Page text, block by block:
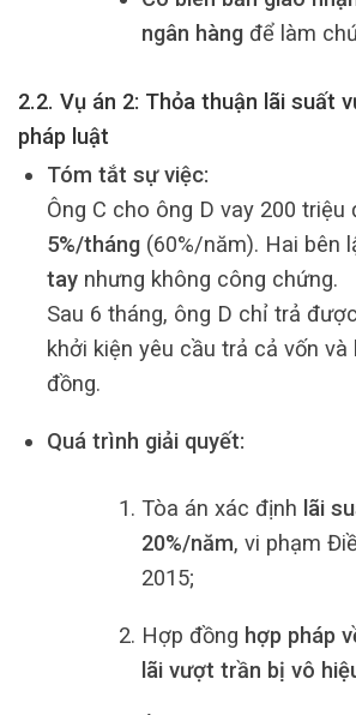
ngân hàng để làm
2.2. Vụ án 2: Thỏa thuận lãi suất
pháp luật
Tóm tắt sự việc:
Ông C cho ông D vay 200 triệu
5%/tháng(60%/năm). Hai bên
taynhưng không công chứng.
Sau 6 tháng, ông D chỉ trả
khởi kiện yêu cầu trả cả vốn và
đồng.
Quá trình giải quyết:
Tòa án xác định lãi
20%/năm, vi phạm
2015;
Hợp đồng hợp pháp
lãi vượt trần bị vô